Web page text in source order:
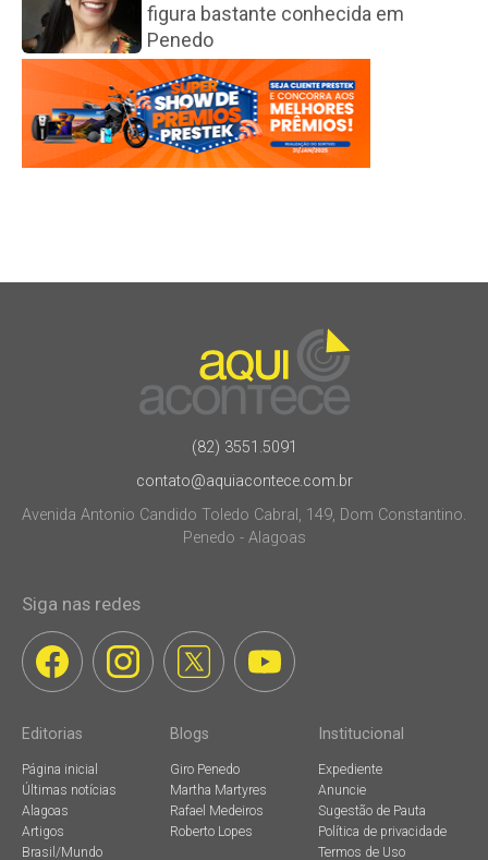
figura bastante conhecida em
Penedo
(82) 3551.5091
contato@aquiacontece.com.br
Avenida Antonio Candido Toledo Cabral, 149, Dom Constantino.
Penedo - Alagoas
Siga nas redes
Editorias
Página inicial
Últimas notícias
Alagoas
Artigos
Brasil/Mundo
Blogs
Giro Penedo
Martha Martyres
Rafael Medeiros
Roberto Lopes
Institucional
Expediente
Anuncie
Sugestão de Pauta
Política de privacidade
Termos de Uso